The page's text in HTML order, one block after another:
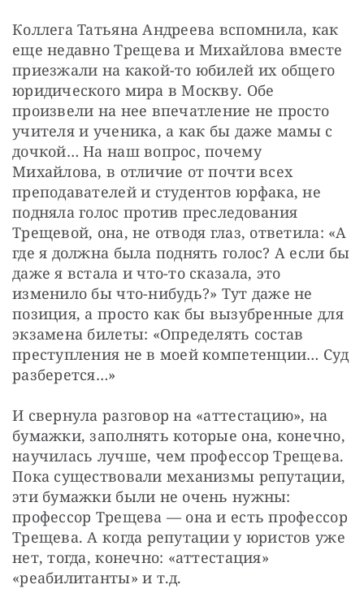
Коллега Татьяна Андреева вспомнила, как
еще недавно Трещева и Михайлова вместе
приезжали на какой-то юбилей их общего
юридического мира в Москву. Обе
произвели на нее впечатление не просто
учителя и ученика, а как бы даже мамы с
дочкой… На наш вопрос, почему
Михайлова, в отличие от почти всех
преподавателей и студентов юрфака, не
подняла голос против преследования
Трещевой, она, не отводя глаз, ответила: «А
где я должна была поднять голос? А если бы
даже я встала и что-то сказала, это
изменило бы что-нибудь?» Тут даже не
позиция, а просто как бы вызубренные для
экзамена билеты: «Определять состав
преступления не в моей компетенции… Суд
разберется…»
И свернула разговор на «аттестацию», на
бумажки, заполнять которые она, конечно,
научилась лучше, чем профессор Трещева.
Пока существовали механизмы репутации,
эти бумажки были не очень нужны:
профессор Трещева — она и есть профессор
Трещева. А когда репутации у юристов уже
нет, тогда, конечно: «аттестация»
«реабилитанты» и т.д.